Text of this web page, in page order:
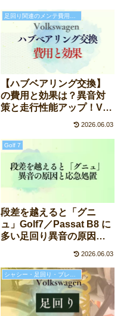
足回り関連のメンテ費用と効果
【ハブベアリング交換】
の費用と効果は？異音対
策と走行性能アップ！VW
を守るために大切なメン
2026.06.03
Golf 7
段差を越えると「グニ
ュ」Golf7／Passat B8 に
多い足回り異音の原因と
対策｜ロアアームブッシ
ュ構造と応急処置
2026.06.03